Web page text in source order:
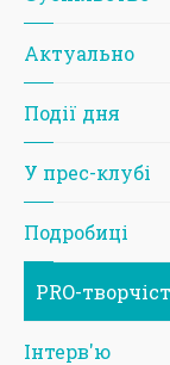
Актуально
Події дня
У прес-клубі
Подробиці
PRO-
Iнтерв'ю